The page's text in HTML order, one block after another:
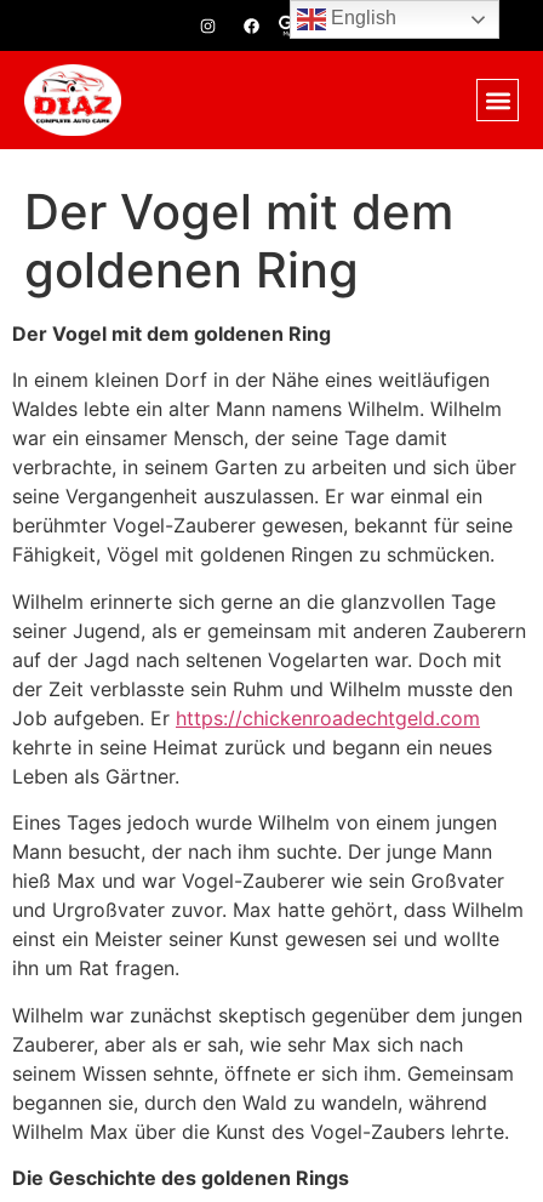
Der Vogel mit dem
goldenen Ring
Der Vogel mit dem goldenen Ring
In einem kleinen Dorf in der Nähe eines weitläufigen
Waldes lebte ein alter Mann namens Wilhelm. Wilhelm
war ein einsamer Mensch, der seine Tage damit
verbrachte, in seinem Garten zu arbeiten und sich über
seine Vergangenheit auszulassen. Er war einmal ein
berühmter Vogel-Zauberer gewesen, bekannt für seine
Fähigkeit, Vögel mit goldenen Ringen zu schmücken.
Wilhelm erinnerte sich gerne an die glanzvollen Tage
seiner Jugend, als er gemeinsam mit anderen Zauberern
auf der Jagd nach seltenen Vogelarten war. Doch mit
der Zeit verblasste sein Ruhm und Wilhelm musste den
Job aufgeben. Er https://chickenroadechtgeld.com
kehrte in seine Heimat zurück und begann ein neues
Leben als Gärtner.
Eines Tages jedoch wurde Wilhelm von einem jungen
Mann besucht, der nach ihm suchte. Der junge Mann
hieß Max und war Vogel-Zauberer wie sein Großvater
und Urgroßvater zuvor. Max hatte gehört, dass Wilhelm
einst ein Meister seiner Kunst gewesen sei und wollte
ihn um Rat fragen.
Wilhelm war zunächst skeptisch gegenüber dem jungen
Zauberer, aber als er sah, wie sehr Max sich nach
seinem Wissen sehnte, öffnete er sich ihm. Gemeinsam
begannen sie, durch den Wald zu wandeln, während
Wilhelm Max über die Kunst des Vogel-Zaubers lehrte.
Die Geschichte des goldenen Rings
English